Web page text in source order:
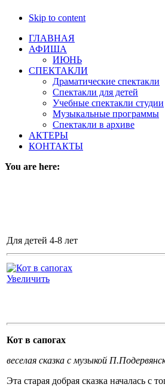
Skip to content
ГЛАВНАЯ
АФИША
ИЮНЬ
СПЕКТАКЛИ
Драматические спектакли
Спектакли для детей
Учебные спектакли студии
Музыкальные программы
Спектакли в архиве
АКТЕРЫ
КОНТАКТЫ
You are here:
Для детей 4-8 лет
Увеличить
Кот в сапогах
веселая сказка с музыкой
Эта старая добрая сказка началась с